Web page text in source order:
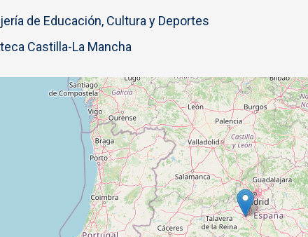
de Educación, Cultura y Deportes
Castilla-La Mancha